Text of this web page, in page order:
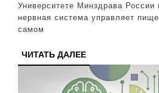
Университете Минздрава России
нервная система управляет
самом
ЧИТАТЬ ДАЛЕЕЧИТАТЬ
ДАЛЕЕ